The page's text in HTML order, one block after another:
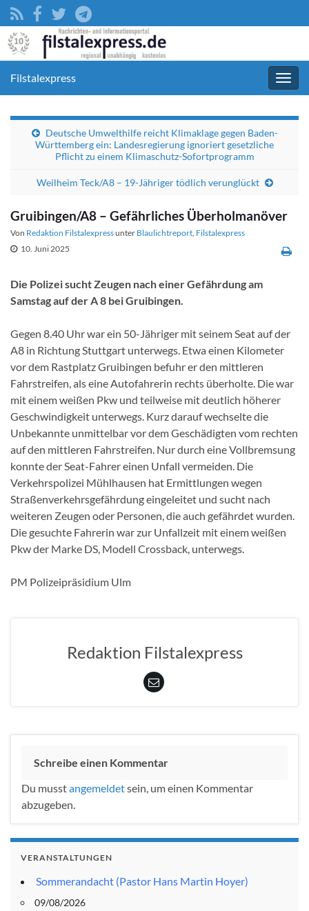
Filstalexpress
Deutsche Umwelthilfe reicht Klimaklage gegen Baden-
Württemberg ein: Landesregierung ignoriert gesetzliche
Pflicht zu einem Klimaschutz-Sofortprogramm
Weilheim Teck/A8 – 19-Jähriger tödlich verunglückt
Gruibingen/A8 – Gefährliches Überholmanöver
Von Redaktion Filstalexpressunter Blaulichtreport, Filstalexpress
10. Juni 2025
Die Polizei sucht Zeugen nach einer Gefährdung am
Samstag auf der A 8 bei Gruibingen.
Gegen 8.40 Uhr war ein 50-Jähriger mit seinem Seat auf der
A8 in Richtung Stuttgart unterwegs. Etwa einen Kilometer
vor dem Rastplatz Gruibingen befuhr er den mittleren
Fahrstreifen, als eine Autofahrerin rechts überholte. Die war
mit einem weißen Pkw und teilweise mit deutlich höherer
Geschwindigkeit unterwegs. Kurz darauf wechselte die
Unbekannte unmittelbar vor dem Geschädigten vom rechten
auf den mittleren Fahrstreifen. Nur durch eine Vollbremsung
konnte der Seat-Fahrer einen Unfall vermeiden. Die
Verkehrspolizei Mühlhausen hat Ermittlungen wegen
Straßenverkehrsgefährdung eingeleitet und sucht nach
weiteren Zeugen oder Personen, die auch gefährdet wurden.
Die gesuchte Fahrerin war zur Unfallzeit mit einem weißen
Pkw der Marke DS, Modell Crossback, unterwegs.
PM Polizeipräsidium Ulm
Redaktion Filstalexpress
Schreibe einen Kommentar
Du musstangemeldetsein, um einen Kommentar
abzugeben.
VERANSTALTUNGEN
Sommerandacht (Pastor Hans Martin Hoyer)
09/08/2026